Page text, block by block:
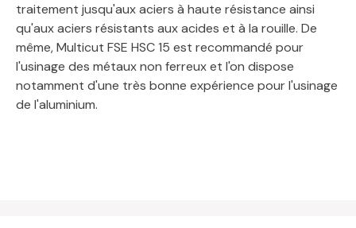
traitement jusqu'aux aciers à haute résistance ainsi
qu'aux aciers résistants aux acides et à la rouille. De
même, Multicut FSE HSC 15 est recommandé pour
l'usinage des métaux non ferreux et l'on dispose
notamment d'une très bonne expérience pour l'usinage
de l'aluminium.